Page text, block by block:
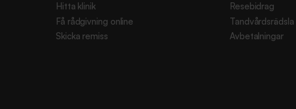
Hitta klinik
Få rådgivning online
Skicka remiss
Resebidrag
Tandvårdsrädsla
Avbetalningar